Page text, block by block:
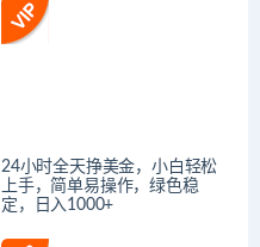
24小时全天挣美金，小白轻松
上手，简单易操作，绿色稳
定，日入1000+